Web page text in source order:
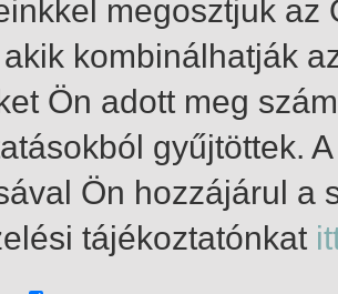
megosztjuk
kombinálhatják
Ön adott meg
gyűjtöttek.
Ön hozzájárul a
tájékoztatónkat